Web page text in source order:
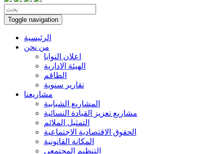
Toggle navigation
الرئيسية
من نحن
اعلان النوايا
الهيئة الادارية
الطاقم
تقارير سنوية
مشاريعنا
المشاريع الشبابية
مشاريع تعزيز القيادة النسائية
التمثيل الملائم
الحقوق الاقتصادية الاجتماعية
المكانة القانونية
التنظيم المجتمعي